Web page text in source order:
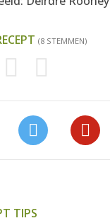
(8 STEMMEN)
TIPS